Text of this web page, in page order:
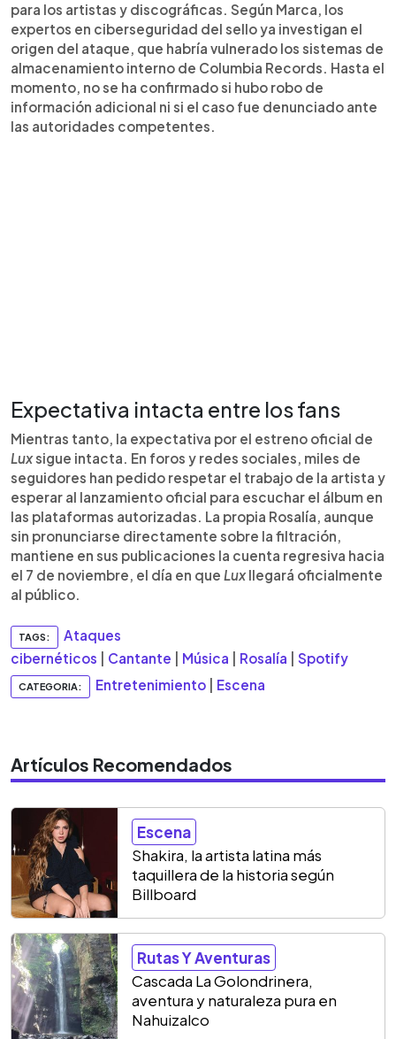
para los artistas y discográficas. Según Marca, los
expertos en ciberseguridad del sello ya investigan el
origen del ataque, que habría vulnerado los sistemas de
almacenamiento interno de Columbia Records. Hasta el
momento, no se ha confirmado si hubo robo de
información adicional ni si el caso fue denunciado ante
las autoridades competentes.
Expectativa intacta entre los fans
Mientras tanto, la expectativa por el estreno oficial de
Luxsigue intacta. En foros y redes sociales, miles de
seguidores han pedido respetar el trabajo de la artista y
esperar al lanzamiento oficial para escuchar el álbum en
las plataformas autorizadas. La propia Rosalía, aunque
sin pronunciarse directamente sobre la filtración,
mantiene en sus publicaciones la cuenta regresiva hacia
el 7 de noviembre, el día en que Luxllegará oficialmente
al público.
TAGS:
Ataques
cibernéticos
Cantante Música Rosalía Spotify
CATEGORIA: Entretenimiento Escena
Artículos Recomendados
Escena
Shakira, la artista latina más
taquillera de la historia según
Billboard
Rutas Y Aventuras
Cascada La Golondrinera,
aventura y naturaleza pura en
Nahuizalco